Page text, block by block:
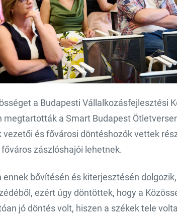
a Budapesti Vállalkozásfejlesztési
megtartották a Smart Budapest
vezetői és fővárosi döntéshozók vettek
zászlóshajói lehetnek.
ennek bővítésén és kiterjesztésén
ezért úgy döntöttek, hogy a
jó döntés volt, hiszen a székek tele